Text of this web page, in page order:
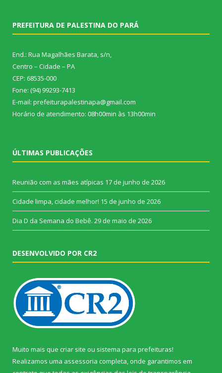
PREFEITURA DE PALESTINA DO PARÁ
End.: Rua Magalhães Barata, s/n,
Centro – Cidade – PA
CEP: 68535-000
Fone: (94) 99293-7413
E-mail: prefeiturapalestinapa@gmail.com
Horário de atendimento: 08h00min às 13h00min
ÚLTIMAS PUBLICAÇÕES
Reunião com as mães atípicas 17 de junho de 2026
Cidade limpa, cidade melhor! 15 de junho de 2026
Dia D da Semana do Bebê. 29 de maio de 2026
DESENVOLVIDO POR CR2
Muito mais que criar site ou sistema para prefeituras!
Realizamos uma assessoria completa, onde garantimos em